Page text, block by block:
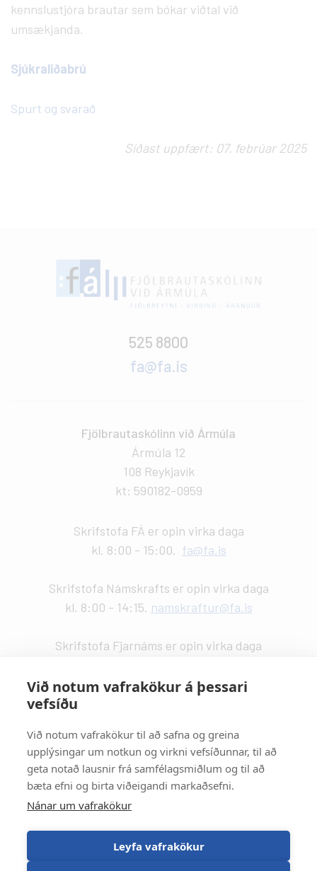
Við notum vafrakökur á þessari
vefsíðu
Við notum vafrakökur til að safna og greina
upplýsingar um notkun og virkni vefsíðunnar, til að
geta notað lausnir frá samfélagsmiðlum og til að
bæta efni og birta viðeigandi markaðsefni.
Nánar um vafrakökur
Leyfa vafrakökur
kennslustjóra brautar sem bókar viðtal við
umsækjanda.
Sjúkraliðabrú
Spurt og svarað
Síðast uppfært: 07. febrúar 2025
525 8800
fa@fa.is
Fjölbrautaskólinn við Ármúla
Ármúla 12
108 Reykjavík
kt: 590182-0959
Skrifstofa FÁ er opin virka daga
kl. 8:00 - 15:00. fa@fa.is
Skrifstofa Námskrafts er opin virka daga
kl. 8:00 - 14:15. namskraftur@fa.is
Skrifstofa Fjarnáms er opin virka daga
Strætisvagnar:
Númer 11 stansar við Háaleitisbraut.
Númer 2, 5, 15 og 17 stansa við Suðurlandsbraut.